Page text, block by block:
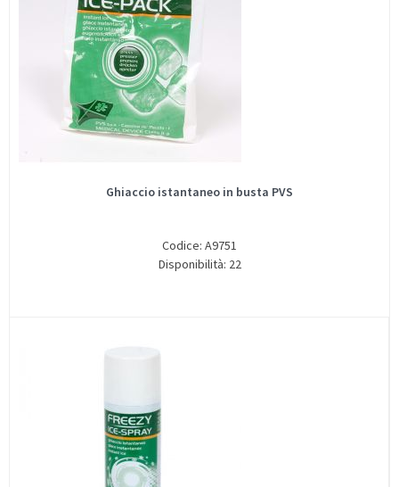
Ghiaccio istantaneo in busta PVS
Codice: A9751
Disponibilità: 22